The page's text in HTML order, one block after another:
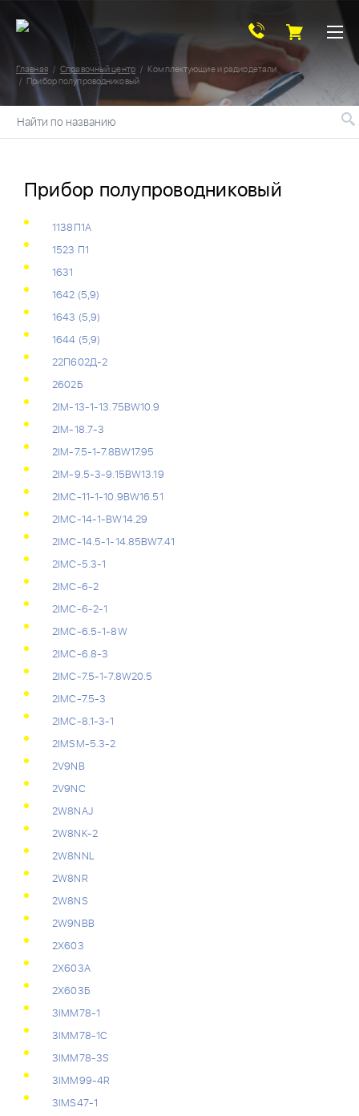
Главная Справочный центр
Комплектующие и радиодетали
Прибор полупроводниковый
Найти по названию
Прибор полупроводниковый
1138П1А
1523 П1
1631
1642 (5,9)
1643 (5,9)
1644 (5,9)
22П602Д-2
2602Б
2IM-13-1-13.75BW10.9
2IM-18.7-3
2IM-7.5-1-7.8BW17.95
2IM-9.5-3-9.15BW13.19
2IMC-11-1-10.9BW16.51
2IMC-14-1-BW14.29
2IMC-14.5-1-14.85BW7.41
2IMC-5.3-1
2IMC-6-2
2IMC-6-2-1
2IMC-6.5-1-8W
2IMC-6.8-3
2IMC-7.5-1-7.8W20.5
2IMC-7.5-3
2IMC-8.1-3-1
2IMSM-5.3-2
2V9NB
2V9NC
2W8NAJ
2W8NK-2
2W8NNL
2W8NR
2W8NS
2W9NBB
2Х603
2Х603А
2Х603Б
3IMM78-1
3IMM78-1C
3IMM78-3S
3IMM99-4R
3IMS47-1